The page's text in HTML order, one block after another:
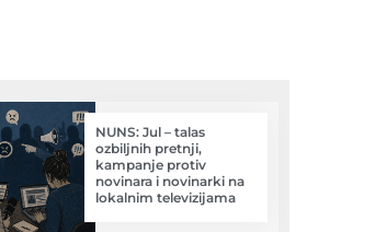
NUNS: Jul – talas
ozbiljnih pretnji,
kampanje protiv
novinara i novinarki na
lokalnim televizijama